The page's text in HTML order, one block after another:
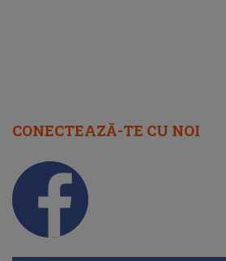
CONECTEAZĂ-TE CU NOI